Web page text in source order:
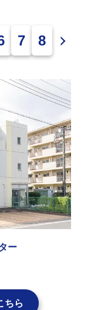
れ物に入れるだ
配置など、それ
た👏皆様、相談
7 8
ー
ちら